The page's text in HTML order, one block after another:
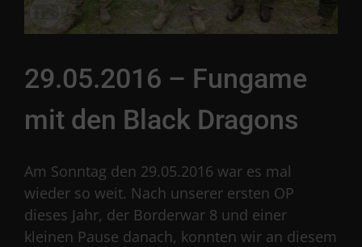
29.05.2016 – Fungame
mit den Black Dragons
Am Sonntag den 29.05.2016 war es mal
wieder so weit. Nach unserer ersten OP
dieses Jahr, der Borderwar 8 und einer
kleinen Pause danach, konnten wir an diesem